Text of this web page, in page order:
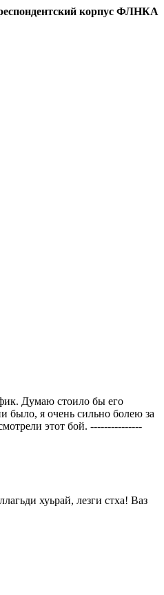
корпус ФЛНКА
Думаю стоило бы его
было, я очень сильно болею за
этот бой. ---------------
хуьрай, лезги стха! Ваз